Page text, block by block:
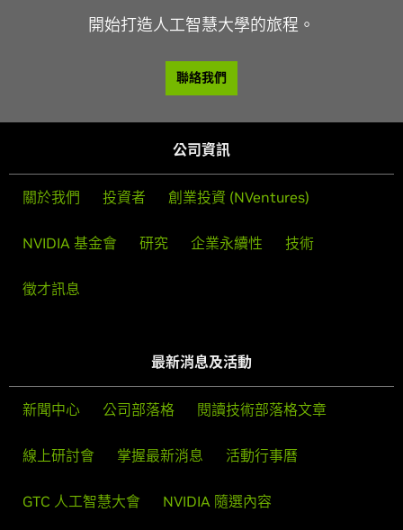
開始打造人工智慧大學的旅程。
聯絡我們
公司資訊
關於我們 投資者 創業投資 (NVentures)
NVIDIA 基金會 研究 企業永續性 技術
徵才訊息
最新消息及活動
新聞中心 公司部落格 閱讀技術部落格文章
線上研討會 掌握最新消息 活動行事曆
GTC 人工智慧大會 NVIDIA 隨選內容